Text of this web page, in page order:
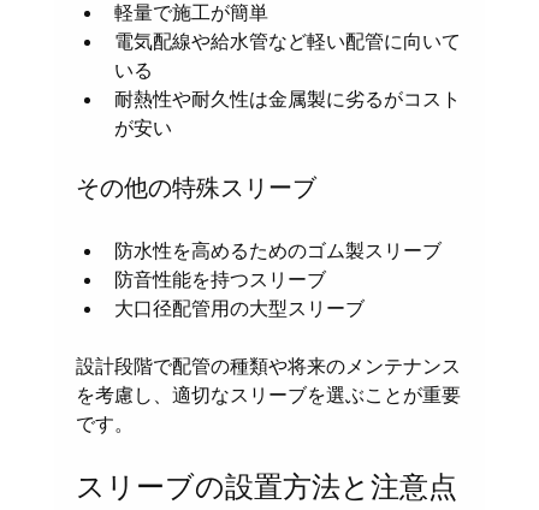
軽量で施工が簡単
電気配線や給水管など軽い配管に向いて
いる
耐熱性や耐久性は金属製に劣るがコスト
が安い
その他の特殊スリーブ
防水性を高めるためのゴム製スリーブ
防音性能を持つスリーブ
大口径配管用の大型スリーブ
設計段階で配管の種類や将来のメンテナンス
を考慮し、適切なスリーブを選ぶことが重要
です。
スリーブの設置方法と注意点